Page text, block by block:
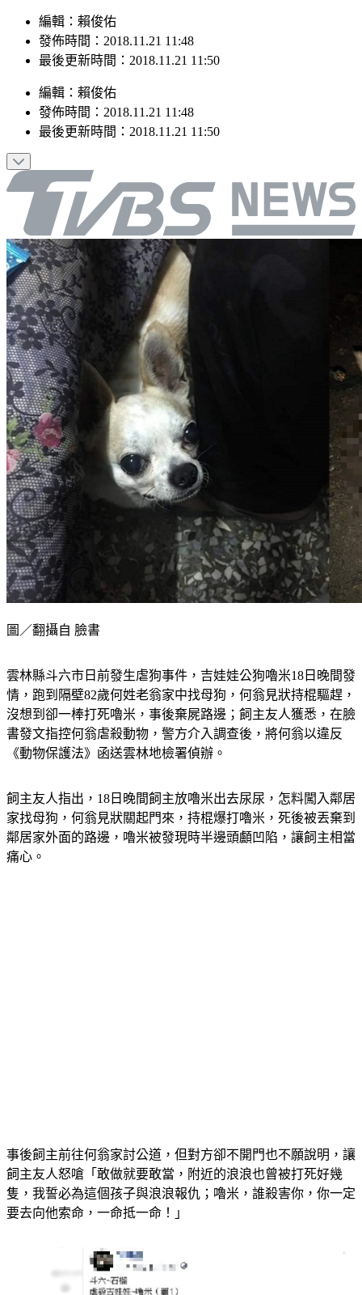
編輯：賴俊佑
發佈時間：2018.11.21 11:48
最後更新時間：2018.11.21 11:50
編輯 ： 賴俊佑
發佈時間： 2018.11.21 11:48
最後更新時間： 2018.11.21 11:50
圖／翻攝自 臉書
雲林縣斗六市日前發生虐狗事件，吉娃娃公狗嚕米18日晚間發
情，跑到隔壁82歲何姓老翁家中找母狗，何翁見狀持棍驅趕，
沒想到卻一棒打死嚕米，事後棄屍路邊；飼主友人獲悉，在臉
書發文指控何翁虐殺動物，警方介入調查後，將何翁以違反
《動物保護法》函送雲林地檢署偵辦。
飼主友人指出，18日晚間飼主放嚕米出去尿尿，怎料闖入鄰居
家找母狗，何翁見狀關起門來，持棍爆打嚕米，死後被丟棄到
鄰居家外面的路邊，嚕米被發現時半邊頭顱凹陷，讓飼主相當
痛心。
事後飼主前往何翁家討公道，但對方卻不開門也不願說明，讓
飼主友人怒嗆「敢做就要敢當，附近的浪浪也曾被打死好幾
隻，我誓必為這個孩子與浪浪報仇；嚕米，誰殺害你，你一定
要去向他索命，一命抵一命！」